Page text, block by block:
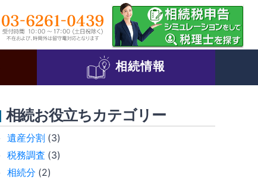
相続情報
相続お役立ちカテゴリー
遺産分割 (3)
税務調査 (3)
相続分 (2)